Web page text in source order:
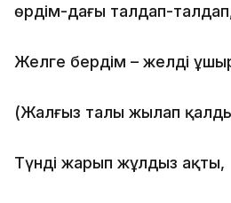
өрдім-дағы талдап-
Желге бердім – желді
(Жалғыз талы жылап
Түнді жарып жұлдыз ақты,